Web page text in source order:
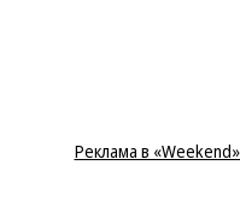
Реклама в